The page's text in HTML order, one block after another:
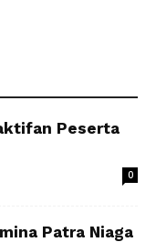
Peserta
0
Patra Niaga